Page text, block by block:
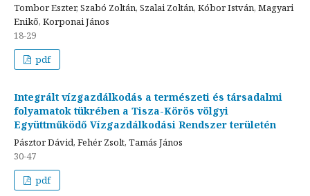
Tombor Eszter, Szabó Zoltán, Szalai Zoltán, Kóbor István, Magyari
Enikő, Korponai János
18-29
pdf
Integrált vízgazdálkodás a természeti és társadalmi
folyamatok tükrében a Tisza-Körös völgyi
Együttműködő Vízgazdálkodási Rendszer területén
Pásztor Dávid, Fehér Zsolt, Tamás János
30-47
pdf